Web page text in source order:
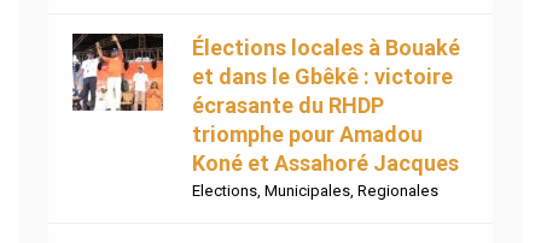
Élections locales à Bouaké
et dans le Gbêkê : victoire
écrasante du RHDP
triomphe pour Amadou
Koné et Assahoré Jacques
Elections, Municipales, Regionales